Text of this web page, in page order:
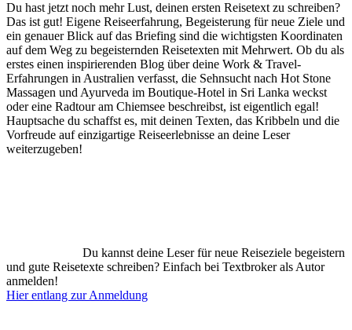
Du hast jetzt noch mehr Lust, deinen ersten Reisetext zu schreiben?
Das ist gut! Eigene Reiseerfahrung, Begeisterung für neue Ziele und
ein genauer Blick auf das Briefing sind die wichtigsten Koordinaten
auf dem Weg zu begeisternden Reisetexten mit Mehrwert. Ob du als
erstes einen inspirierenden Blog über deine Work & Travel-
Erfahrungen in Australien verfasst, die Sehnsucht nach Hot Stone
Massagen und Ayurveda im Boutique-Hotel in Sri Lanka weckst
oder eine Radtour am Chiemsee beschreibst, ist eigentlich egal!
Hauptsache du schaffst es, mit deinen Texten, das Kribbeln und die
Vorfreude auf einzigartige Reiseerlebnisse an deine Leser
weiterzugeben!
Du kannst deine Leser für neue Reiseziele begeistern
und gute Reisetexte schreiben? Einfach bei Textbroker als Autor
anmelden!
Hier entlang zur Anmeldung